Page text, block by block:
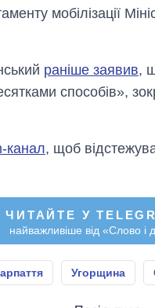
мобілізації
раніше заявив,
способів»,
канал, щоб
ЧИТАЙТЕ У
найважливіше від «Слово і
Угорщина